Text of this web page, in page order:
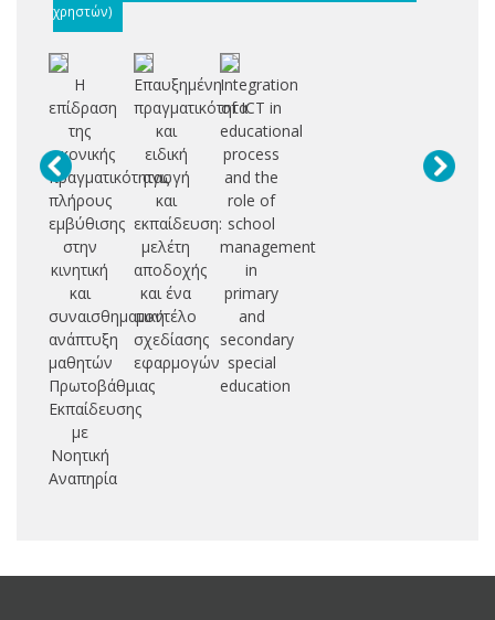
χρηστών)
Η
επίδραση
της
εικονικής
πραγματικότητας
πλήρους
εμβύθισης
στην
κινητική
και
συναισθηματική
ανάπτυξη
μαθητών
Πρωτοβάθμιας
Εκπαίδευσης
με
Νοητική
Αναπηρία
Επαυξημένη
πραγματικότητα
και
ειδική
αγωγή
και
εκπαίδευση:
μελέτη
αποδοχής
και ένα
μοντέλο
σχεδίασης
εφαρμογών
Integration
of ICT in
educational
process
and the
role of
school
management
in
primary
and
secondary
special
education